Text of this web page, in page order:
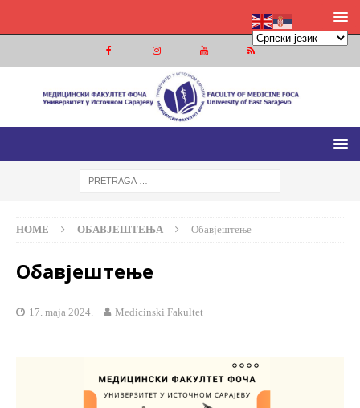
МЕДИЦИНСКИ ФАКУЛТЕТ ФОЧА
МЕДИЦИНСКИ ФАКУЛТЕТ УНИВЕРЗИТЕТА У ИСТОЧНОМ
HOME ОБАВЈЕШТЕЊА Обавјештење
Обавјештење
17. maja 2024. Medicinski Fakultet